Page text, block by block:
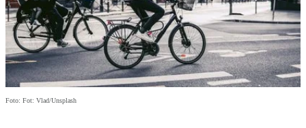
Foto: Fot: Vlad/Unsplash